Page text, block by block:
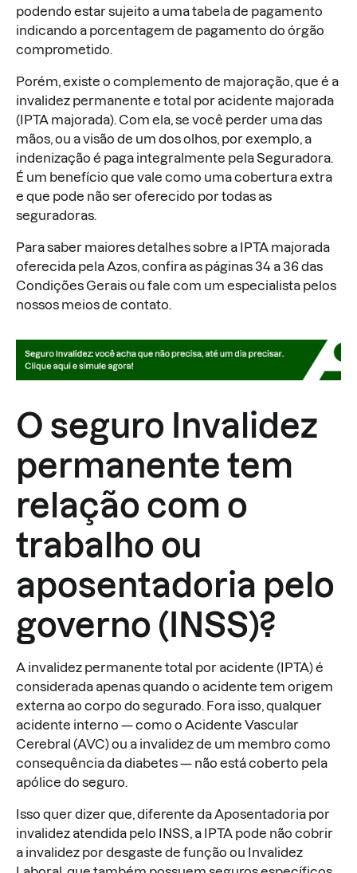
podendo estar sujeito a uma tabela de pagamento
indicando a porcentagem de pagamento do órgão
comprometido.
Porém, existe o complemento de majoração, que é a
invalidez permanente e total por acidente majorada
(IPTA majorada). Com ela, se você perder uma das
mãos, ou a visão de um dos olhos, por exemplo, a
indenização é paga integralmente pela Seguradora.
É um benefício que vale como uma cobertura extra
e que pode não ser oferecido por todas as
seguradoras.
Para saber maiores detalhes sobre a IPTA majorada
oferecida pela Azos, confira as páginas 34 a 36 das
Condições Gerais ou fale com um especialista pelos
nossos meios de contato.
O seguro Invalidez
permanente tem
relação com o
trabalho ou
aposentadoria pelo
governo (INSS)?
A invalidez permanente total por acidente (IPTA) é
considerada apenas quando o acidente tem origem
externa ao corpo do segurado. Fora isso, qualquer
acidente interno — como o Acidente Vascular
Cerebral (AVC) ou a invalidez de um membro como
consequência da diabetes — não está coberto pela
apólice do seguro.
Isso quer dizer que, diferente da Aposentadoria por
invalidez atendida pelo INSS, a IPTA pode não cobrir
a invalidez por desgaste de função ou Invalidez